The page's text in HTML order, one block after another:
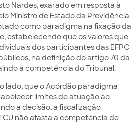
Nardes, exarado em resposta à
Ministro de Estado da Previdência
como paradigma na fixação da
estabelecendo que os valores que
dos participantes das EFPC
na definição do artigo 70 da
a competência do Tribunal.
lado, que o Acórdão paradigma
limites de atuação ao
a decisão, a fiscalização
não afasta a competência de